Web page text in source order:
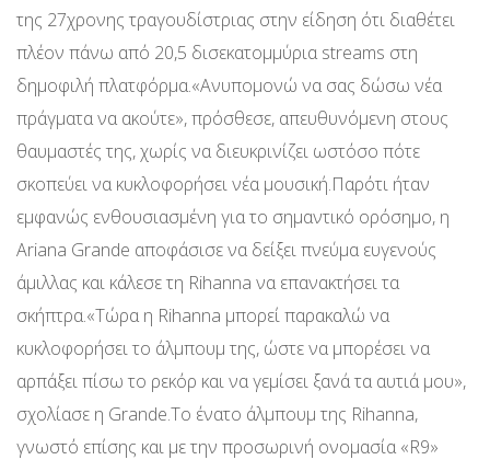
της 27χρονης τραγουδίστριας στην είδηση ότι διαθέτει
πλέον πάνω από 20,5 δισεκατομμύρια streams στη
δημοφιλή πλατφόρμα.«Ανυπομονώ να σας δώσω νέα
πράγματα να ακούτε», πρόσθεσε, απευθυνόμενη στους
θαυμαστές της, χωρίς να διευκρινίζει ωστόσο πότε
σκοπεύει να κυκλοφορήσει νέα μουσική.Παρότι ήταν
εμφανώς ενθουσιασμένη για το σημαντικό ορόσημο, η
Ariana Grande αποφάσισε να δείξει πνεύμα ευγενούς
άμιλλας και κάλεσε τη Rihanna να επανακτήσει τα
σκήπτρα.«Τώρα η Rihanna μπορεί παρακαλώ να
κυκλοφορήσει το άλμπουμ της, ώστε να μπορέσει να
αρπάξει πίσω το ρεκόρ και να γεμίσει ξανά τα αυτιά μου»,
σχολίασε η Grande.Το ένατο άλμπουμ της Rihanna,
γνωστό επίσης και με την προσωρινή ονομασία «R9»